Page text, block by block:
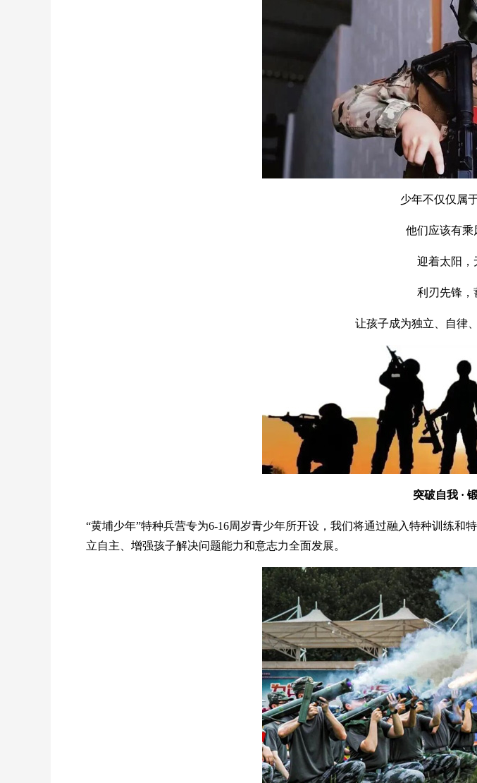
少年不仅仅属
他们应该有乘
迎着太阳，
利刃先锋，
让孩子成为独立、自律
突破自我 ·
“黄埔少年”特种兵营专为6-16周岁青少年所开设，我们将通过融入特种训练
立自主、增强孩子解决问题能力和意志力全面发展。